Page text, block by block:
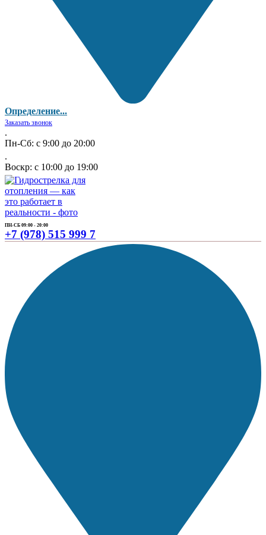
Определение...
Заказать звонок
.
Пн-Сб: с 9:00 до 20:00
.
Воскр: с 10:00 до 19:00
ПН-СБ 09:00 - 20:00
+7 (978) 515 999 7